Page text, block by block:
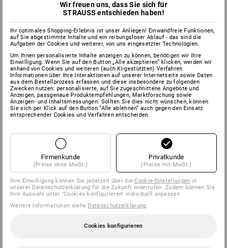
Wir freuen uns, dass Sie sich für
STRAUSS entschieden haben!
Ihr optimales Shopping-Erlebnis ist unser Anliegen! Einwandfreie Funktionen,
auf Sie abgestimmte Inhalte und ein reibungsloser Ablauf - das sind die
Aufgaben der Cookies und weiterer, von uns eingesetzter Technologien.
Um Ihnen personalisierte Inhalte anzeigen zu können, benötigen wir Ihre
Einwilligung. Wenn Sie auf den Button „Alle akzeptieren“ klicken, werden wir
anhand von Cookies und weiteren (auch KI-gestützten) Verfahren
Informationen über Ihre Interaktionen auf unserer Internetseite sowie Daten
aus dem Bestellprozess erfassen und diese insbesondere zu folgenden
Zwecken nutzen: personalisierte, auf Sie zugeschnittene Angebote und
Anzeigen, passgenaue Produktempfehlungen, Marktforschung sowie
Anzeigen- und Inhaltsmessungen. Sollten Sie dies nicht wünschen, können
Sie sich per Klick auf den Button “Alle ablehnen” auch gegen den Einsatz
entsprechender Cookies und Verfahren entscheiden.
Firmenkunde
(Preise ohne MwSt.)
Privatkunde
(Preise mit MwSt.)
Ihre Einwilligung können Sie jederzeit über dieCookie-Einstellungen in
unserer Datenschutzerklärung für die Zukunft widerrufen. Zudem können Sie
Ihre Auswahl unter "Cookies konfigurieren" individuell anpassen
Weitere Informationen siehe Datenschutzerklärung.
Cookies konfigurieren